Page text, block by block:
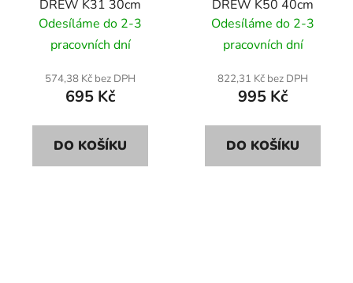
DREW K31 30cm
Odesíláme do 2-3
pracovních dní
574,38 Kč bez DPH
695 Kč
DO KOŠÍKU
DREW K50 40cm
Odesíláme do 2-3
pracovních dní
822,31 Kč bez DPH
995 Kč
DO KOŠÍKU